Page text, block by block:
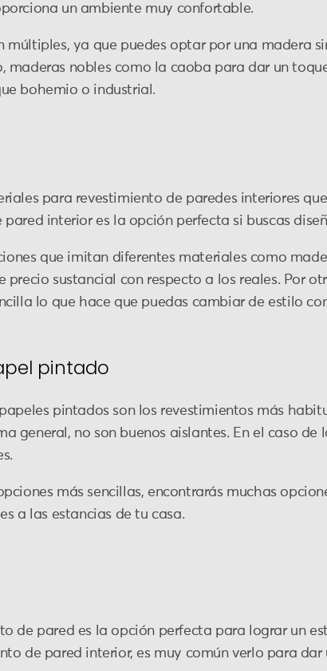
un ambiente muy confortable.
múltiples, ya que puedes optar por una madera
maderas nobles como la caoba para dar un
bohemio o industrial.
para revestimiento de paredes interiores
pared interior es la opción perfecta si buscas
que imitan diferentes materiales como
precio sustancial con respecto a los reales. Por
lo que hace que puedas cambiar de estilo
pintado
pintados son los revestimientos más
general, no son buenos aislantes. En el caso
más sencillas, encontrarás muchas
a las estancias de tu casa.
de pared es la opción perfecta para lograr un
de pared interior, es muy común verlo para